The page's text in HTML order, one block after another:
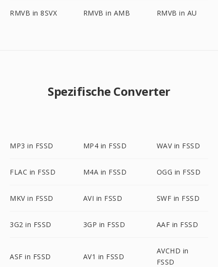
RMVB in 8SVX RMVB in AMB RMVB in AU
Spezifische Converter
MP3 in FSSD MP4 in FSSD WAV in FSSD
FLAC in FSSD M4A in FSSD OGG in FSSD
MKV in FSSD AVI in FSSD SWF in FSSD
3G2 in FSSD 3GP in FSSD AAF in FSSD
ASF in FSSD AV1 in FSSD
AVCHD in
FSSD